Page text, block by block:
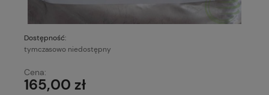
Dostępność:
tymczasowo niedostępny
Cena:
165,00 zł